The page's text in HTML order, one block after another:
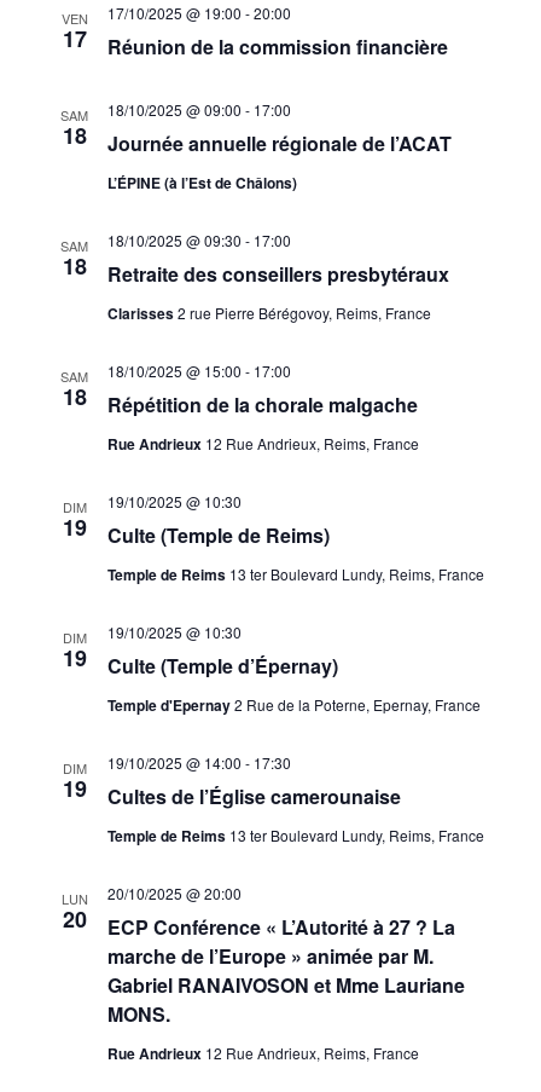
VEN
17 Réunion de la commission financière
17/10/2025 @ 19:00 -20:00
SAM
18 Journée annuelle régionale de l’ACAT
18/10/2025 @ 09:00 - 17:00
L’ÉPINE (à l’Est de Châlons)
SAM
18 Retraite des conseillers presbytéraux
18/10/2025 @ 09:30 - 17:00
Clarisses2 rue Pierre Bérégovoy, Reims, France
SAM
18 Répétition de la chorale malgache
18/10/2025 @ 15:00 - 17:00
Rue Andrieux 12 Rue Andrieux, Reims, France
DIM
19 Culte (Temple de Reims)
19/10/2025 @ 10:30
Temple de Reims 13 ter Boulevard Lundy, Reims, France
DIM
19 Culte (Temple d’Épernay)
19/10/2025 @ 10:30
Temple d'Epernay2 Rue de la Poterne, Epernay, France
DIM
19 Cultes de l’Église camerounaise
19/10/2025 @ 14:00 - 17:30
Temple de Reims 13 ter Boulevard Lundy, Reims, France
LUN
20
ECP Conférence « L’Autorité à 27 ? La
marche de l’Europe » animée par M.
Gabriel RANAIVOSON et Mme Lauriane
MONS.
20/10/2025 @ 20:00
Rue Andrieux 12 Rue Andrieux, Reims, France